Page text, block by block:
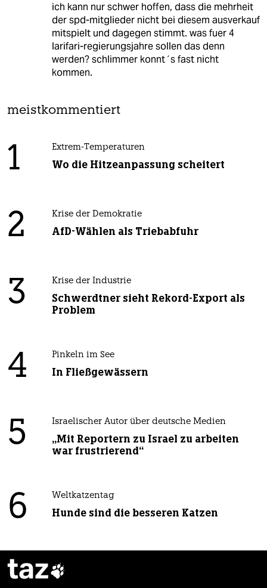
ich kann nur schwer hoffen, dass die mehrheit
der spd-mitglieder nicht bei diesem ausverkauf
mitspielt und dagegen stimmt. was fuer 4
larifari-regierungsjahre sollen das denn
werden? schlimmer konnt´s fast nicht
kommen.
meistkommentiert
1 Extrem-Temperaturen
Wo die Hitzeanpassung scheitert
2 Krise der Demokratie
AfD-Wählen als Triebabfuhr
3 Krise der Industrie
Schwerdtner sieht Rekord-Export als
Problem
4 Pinkeln im See
In Fließgewässern
5 Israelischer Autor über deutsche Medien
„Mit Reportern zu Israel zu arbeiten
war frustrierend“
6 Weltkatzentag
Hunde sind die besseren Katzen
taz